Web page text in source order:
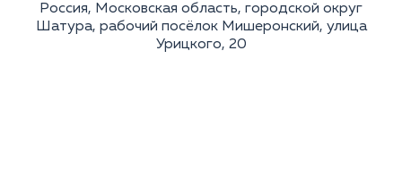
Россия, Московская область, городской округ
Шатура, рабочий посёлок Мишеронский, улица
Урицкого, 20